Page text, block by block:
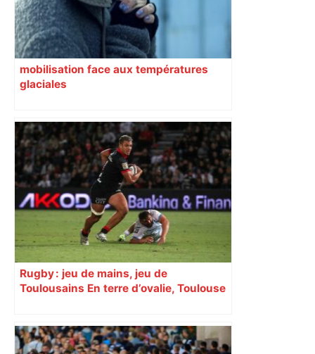
mobilisation face aux températures
glaciales
Rugby : jeu de mains, jeu de
Toulousains En terre d’ovalie, Toulouse
revendiquant surtout son art du jeu en
mouvement, vif et spectaculaire.